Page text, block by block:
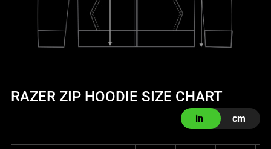
RAZER ZIP HOODIE SIZE CHART
in cm